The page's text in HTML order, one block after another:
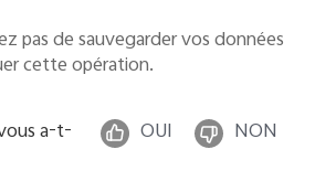
pas de sauvegarder vos données
cette opération.
a-t-
OUI NON